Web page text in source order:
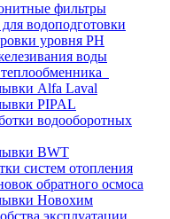
фильтры
водоподготовки
уровня PH
воды
Alfa Laval
PIPAL
водооборотных
BWT
систем отопления
обратного осмоса
Новохим
эксплуатации